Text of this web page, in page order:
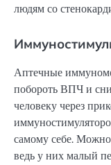
людям со
Аптечные
побороть ВПЧ и
человеку через
самому себе.
ведь у них малый